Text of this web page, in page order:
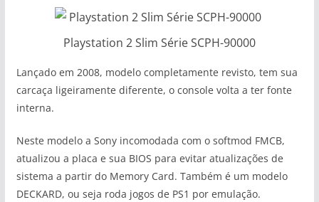
Playstation 2 Slim Série SCPH-90000
Lançado em 2008, modelo completamente revisto, tem sua
carcaça ligeiramente diferente, o console volta a ter fonte
interna.
Neste modelo a Sony incomodada com o softmod FMCB,
atualizou a placa e sua BIOS para evitar atualizações de
sistema a partir do Memory Card. Também é um modelo
DECKARD, ou seja roda jogos de PS1 por emulação.